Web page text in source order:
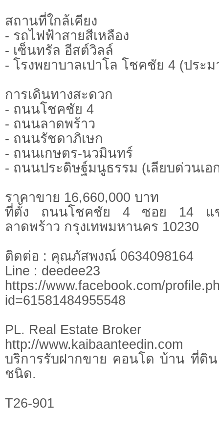
สถานที่ใกล้เคียง
- รถไฟฟ้าสายสีเหลือง
- เซ็นทรัล อีสต์วิลล์
- โรงพยาบาลเปาโล โชคชัย 4 (ประ
การเดินทางสะดวก
- ถนนโชคชัย 4
- ถนนลาดพร้าว
- ถนนรัชดาภิเษก
- ถนนเกษตร-นวมินทร์
- ถนนประดิษฐ์มนูธรรม (เลียบด่วนเอ
ราคาขาย 16,660,000 บาท
ที่ตั้ง ถนนโชคชัย 4 ซอย 14 แข
ลาดพร้าว กรุงเทพมหานคร 10230
ติดต่อ : คุณภัสพงณ์ 0634098164
Line : deedee23
https://www.facebook.com/
id=61581484955548
PL. Real Estate Broker
http://www.kaibaanteedin.com
บริการรับฝากขาย คอนโด บ้าน ที่ดิ
ชนิด.
T26-901